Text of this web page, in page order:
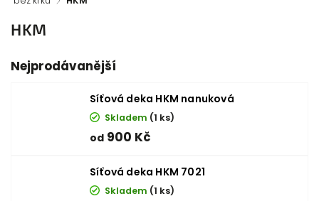
HKM
Nejprodávanější
Síťová deka HKM nanuková
Skladem (1 ks)
od 900 Kč
Síťová deka HKM 7021
Skladem (1 ks)